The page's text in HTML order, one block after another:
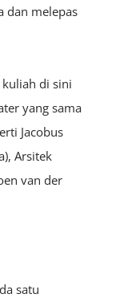
dan melepas
kuliah di sini
yang sama
Jacobus
Arsitek
van der
satu